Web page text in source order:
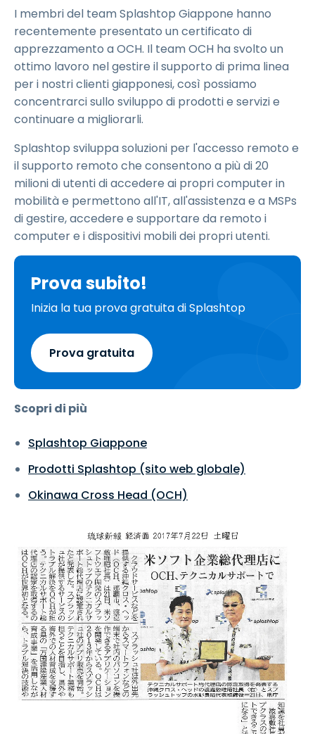
I membri del team Splashtop Giappone hanno
recentemente presentato un certificato di
apprezzamento a OCH. Il team OCH ha svolto un
ottimo lavoro nel gestire il supporto di prima linea
per i nostri clienti giapponesi, così possiamo
concentrarci sullo sviluppo di prodotti e servizi e
continuare a migliorarli.
Splashtop sviluppa soluzioni per l'accesso remoto e
il supporto remoto che consentono a più di 20
milioni di utenti di accedere ai propri computer in
mobilità e permettono all'IT, all'assistenza e a MSPs
di gestire, accedere e supportare da remoto i
computer e i dispositivi mobili dei propri utenti.
Prova subito!
Inizia la tua prova gratuita di Splashtop
Prova gratuita
Scopri di più
Splashtop Giappone
Prodotti Splashtop (sito web globale)
Okinawa Cross Head (OCH)